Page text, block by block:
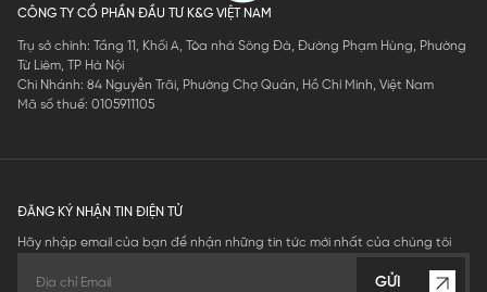
CÔNG TY CỔ PHẦN ĐẦU TƯ K&G VIỆT NAM
Trụ sở chính: Tầng 11, Khối A, Tòa nhà Sông Đà, Đường Phạm Hùng, Phường
Từ Liêm, TP Hà Nội
Chi Nhánh: 84 Nguyễn Trãi, Phường Chợ Quán, Hồ Chí Minh, Việt Nam
Mã số thuế: 0105911105
ĐĂNG KÝ NHẬN TIN ĐIỆN TỬ
Hãy nhập email của bạn để nhận những tin tức mới nhất của chúng tôi
GỬI